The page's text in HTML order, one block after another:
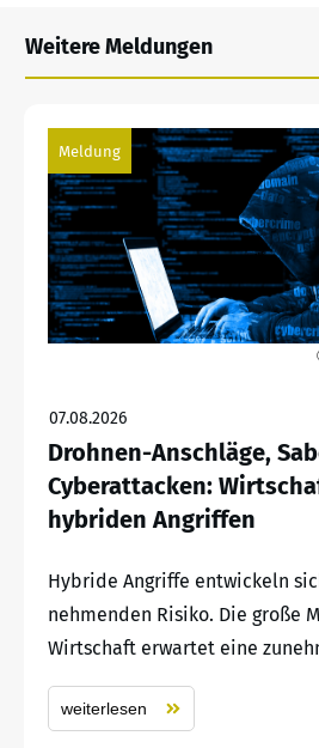
Weitere Meldungen
Meldung
07.08.2026
Drohnen-Anschläge,
Cyberattacken:
hybriden Angriffen
Hybride Angriffe entwickeln
nehmenden Risiko. Die große
Wirtschaft erwartet eine
weiterlesen